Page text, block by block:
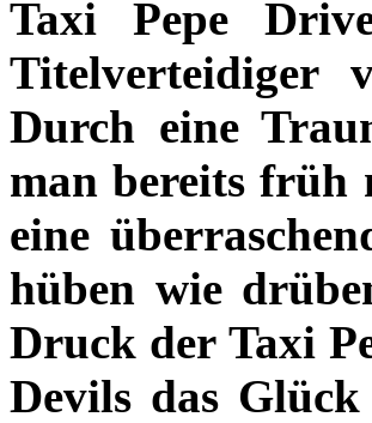
Taxi Pepe
Titelverteidiger
Durch eine
man bereits früh
eine
hüben wie
Druck der Taxi
Devils das